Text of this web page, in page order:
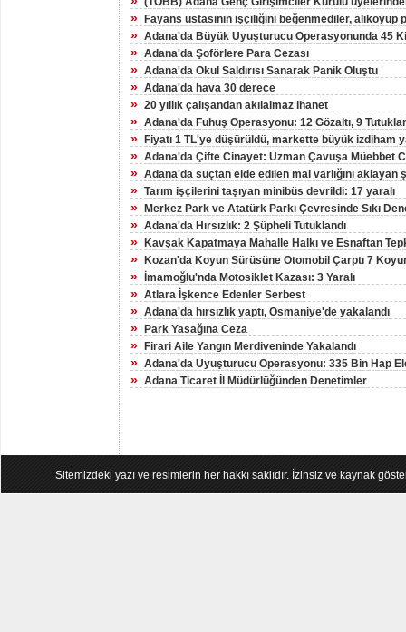
» Fayans ustasının işçiliğini beğenmediler, alıkoyup
» Adana'da Büyük Uyuşturucu Operasyonunda 45
» Adana'da Şoförlere Para Cezası
» Adana'da Okul Saldırısı Sanarak Panik Oluştu
» Adana'da hava 30 derece
» 20 yıllık çalışandan akılalmaz ihanet
» Adana'da Fuhuş Operasyonu: 12 Gözaltı, 9
» Fiyatı 1 TL'ye düşürüldü, markette büyük izdiham
» Adana'da Çifte Cinayet: Uzman Çavuşa Müebbet
» Adana'da suçtan elde edilen mal varlığını
» Tarım işçilerini taşıyan minibüs devrildi: 17 yaralı
» Merkez Park ve Atatürk Parkı Çevresinde Sıkı
» Adana'da Hırsızlık: 2 Şüpheli Tutuklandı
» Kavşak Kapatmaya Mahalle Halkı ve Esnaftan
» Kozan'da Koyun Sürüsüne Otomobil Çarptı 7
» İmamoğlu'nda Motosiklet Kazası: 3 Yaralı
» Atlara İşkence Edenler Serbest
» Adana'da hırsızlık yaptı, Osmaniye'de yakalandı
» Park Yasağına Ceza
» Firari Aile Yangın Merdiveninde Yakalandı
» Adana'da Uyuşturucu Operasyonu: 335 Bin Hap
» Adana Ticaret İl Müdürlüğünden Denetimler
Sitemizdeki yazı ve resimlerin her hakkı saklıdır. İzinsiz ve kaynak